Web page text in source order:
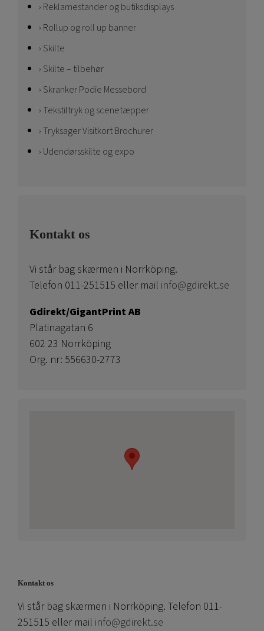
Reklamestander og butiksdisplays
Rollup og roll up banner
Skilte
Skilte – tilbehør
Skranker Podie Messebord
Tekstiltryk og scenetæpper
Tryksager Visitkort Brochurer
Udendørsskilte og expo
Kontakt os
Vi står bag skærmen i Norrköping.
Telefon 011-251515 eller mail info@gdirekt.se
Gdirekt/GigantPrint AB
Platinagatan 6
602 23 Norrköping
Org. nr: 556630-2773
Kontakt os
Vi står bag skærmen i Norrköping. Telefon 011-
251515 eller mail info@gdirekt.se